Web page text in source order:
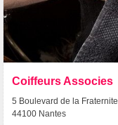
Coiffeurs Associes
5 Boulevard de la Fraternite
44100 Nantes